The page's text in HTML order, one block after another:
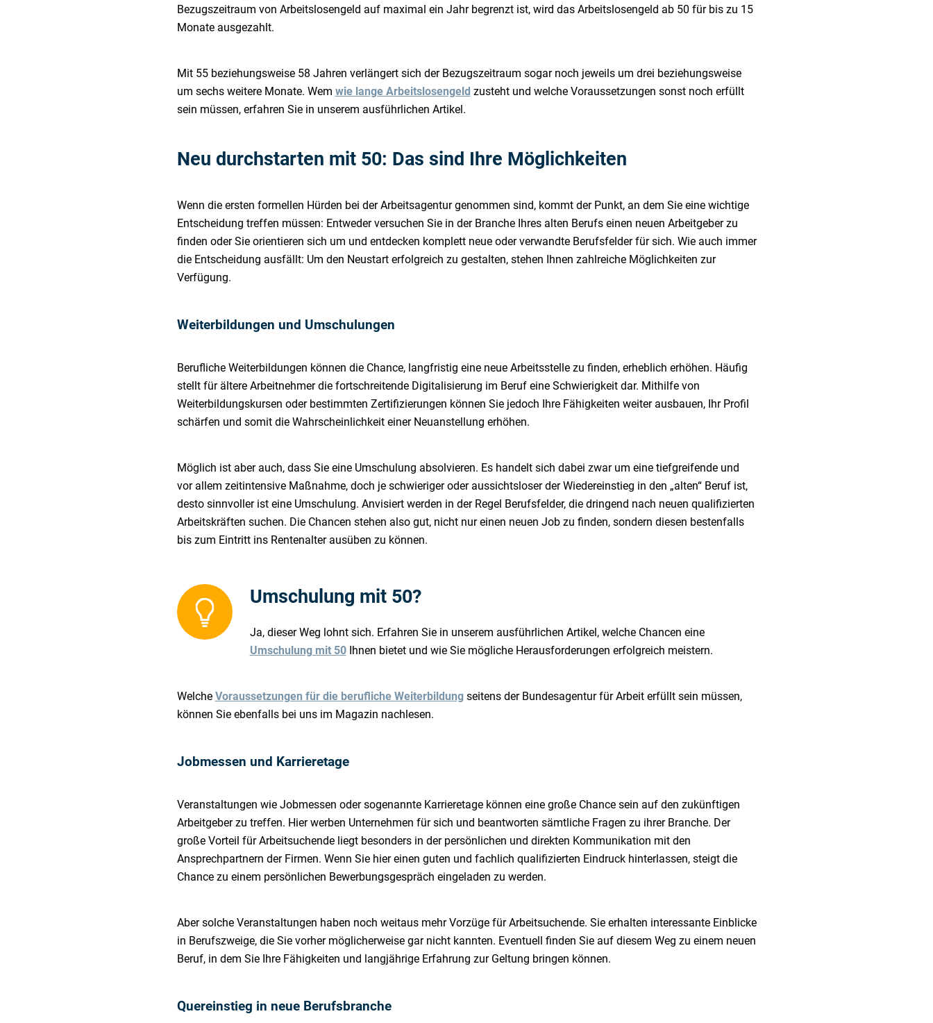
Bezugszeitraum von Arbeitslosengeld auf maximal ein Jahr begrenzt ist, wird das Arbeitslosengeld ab 50 für bis zu 15
Monate ausgezahlt.
Mit 55 beziehungsweise 58 Jahren verlängert sich der Bezugszeitraum sogar noch jeweils um drei beziehungsweise
um sechs weitere Monate. Wem wie lange Arbeitslosengeld zusteht und welche Voraussetzungen sonst noch erfüllt
sein müssen, erfahren Sie in unserem ausführlichen Artikel.
Neu durchstarten mit 50: Das sind Ihre Möglichkeiten
Wenn die ersten formellen Hürden bei der Arbeitsagentur genommen sind, kommt der Punkt, an dem Sie eine wichtige
Entscheidung treffen müssen: Entweder versuchen Sie in der Branche Ihres alten Berufs einen neuen Arbeitgeber zu
finden oder Sie orientieren sich um und entdecken komplett neue oder verwandte Berufsfelder für sich. Wie auch immer
die Entscheidung ausfällt: Um den Neustart erfolgreich zu gestalten, stehen Ihnen zahlreiche Möglichkeiten zur
Verfügung.
Weiterbildungen und Umschulungen
Berufliche Weiterbildungen können die Chance, langfristig eine neue Arbeitsstelle zu finden, erheblich erhöhen. Häufig
stellt für ältere Arbeitnehmer die fortschreitende Digitalisierung im Beruf eine Schwierigkeit dar. Mithilfe von
Weiterbildungskursen oder bestimmten Zertifizierungen können Sie jedoch Ihre Fähigkeiten weiter ausbauen, Ihr Profil
schärfen und somit die Wahrscheinlichkeit einer Neuanstellung erhöhen.
Möglich ist aber auch, dass Sie eine Umschulung absolvieren. Es handelt sich dabei zwar um eine tiefgreifende und
vor allem zeitintensive Maßnahme, doch je schwieriger oder aussichtsloser der Wiedereinstieg in den „alten“ Beruf ist,
desto sinnvoller ist eine Umschulung. Anvisiert werden in der Regel Berufsfelder, die dringend nach neuen qualifizierten
Arbeitskräften suchen. Die Chancen stehen also gut, nicht nur einen neuen Job zu finden, sondern diesen bestenfalls
bis zum Eintritt ins Rentenalter ausüben zu können.
Umschulung mit 50?
Ja, dieser Weg lohnt sich. Erfahren Sie in unserem ausführlichen Artikel, welche Chancen eine
Umschulung mit 50Ihnen bietet und wie Sie mögliche Herausforderungen erfolgreich meistern.
Welche Voraussetzungen für die berufliche Weiterbildungseitens der Bundesagentur für Arbeit erfüllt sein müssen,
können Sie ebenfalls bei uns im Magazin nachlesen.
Jobmessen und Karrieretage
Veranstaltungen wie Jobmessen oder sogenannte Karrieretage können eine große Chance sein auf den zukünftigen
Arbeitgeber zu treffen. Hier werben Unternehmen für sich und beantworten sämtliche Fragen zu ihrer Branche. Der
große Vorteil für Arbeitsuchende liegt besonders in der persönlichen und direkten Kommunikation mit den
Ansprechpartnern der Firmen. Wenn Sie hier einen guten und fachlich qualifizierten Eindruck hinterlassen, steigt die
Chance zu einem persönlichen Bewerbungsgespräch eingeladen zu werden.
Aber solche Veranstaltungen haben noch weitaus mehr Vorzüge für Arbeitsuchende. Sie erhalten interessante Einblicke
in Berufszweige, die Sie vorher möglicherweise gar nicht kannten. Eventuell finden Sie auf diesem Weg zu einem neuen
Beruf, in dem Sie Ihre Fähigkeiten und langjährige Erfahrung zur Geltung bringen können.
Quereinstieg in neue Berufsbranche